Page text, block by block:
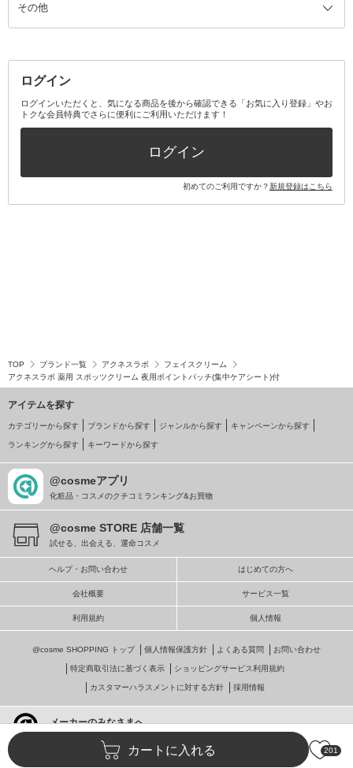
カートに入れる 201
ミラー・鏡
消臭剤・芳香剤
歯ブラシ
その他オーラルケア
キット・セット全て
ボディケアキット
その他キット・セット
その他
ログイン
ログインいただくと、気になる商品を後から確認できる「お気に入り登録」やお
トクな会員特典でさらに便利にご利用いただけます！
ログイン
初めてのご利用ですか？新規登録はこちら
TOP ブランド一覧 アクネスラボ
フェイスクリーム
アクネスラボ 薬用 スポッツクリーム 夜用ポイントパッチ(集中ケアシート)付
アイテムを探す
カテゴリーから探す ブランドから探す ジャンルから探す キャンペーンから探す
ランキングから探す キーワードから探す
@cosmeアプリ
化粧品・コスメのクチコミランキング&お買物
@cosme STORE 店舗一覧
試せる、出会える、運命コスメ
ヘルプ・お問い合わせ はじめての方へ
会社概要 サービス一覧
利用規約 個人情報
@cosme SHOPPING トップ 個人情報保護方針 よくある質問 お問い合わせ
特定商取引法に基づく表示 ショッピングサービス利用規約
カスタマーハラスメントに対する方針 採用情報
メーカーのみなさまへ